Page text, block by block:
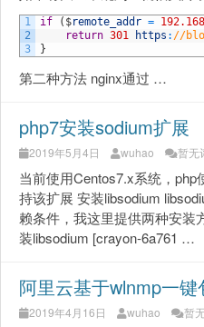
1
2
3
if ( $remote_addr =
return 301 https : //
}
第二种方法 nginx通过 …
php7安装sodium扩展
2019年5月4日 wuhao 暂无
当前使用Centos7.x系统，
持该扩展 安装libsodium
赖条件，我这里提供两种安装
装libsodium [crayon-6a761 …
阿里云基于wlnmp一
2019年4月16日 wuhao 暂